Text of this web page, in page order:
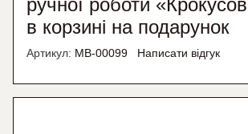
ручної роботи
в корзині на подарунок
Артикул: MB-00099 Написати відгук